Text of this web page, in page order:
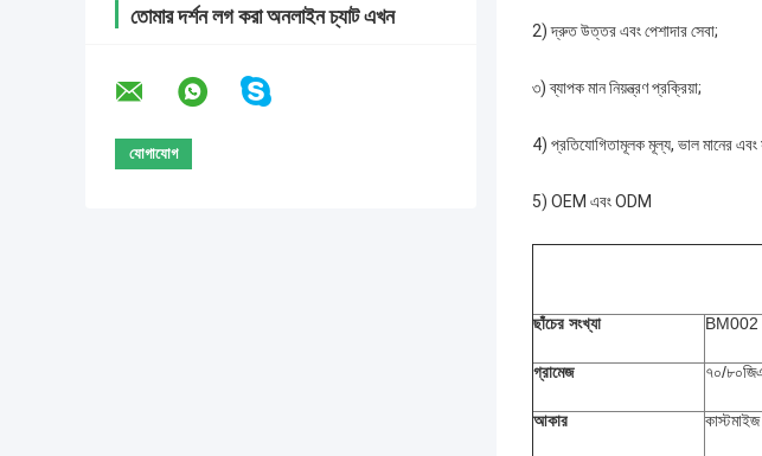
তোমার দর্শন লগ করা অনলাইন চ্যাট এখন
2) দ্রুত উত্তর এবং পেশাদার সেবা;
৩) ব্যাপক মান নিয়ন্ত্রণ প্রক্রিয়া;
4) প্রতিযোগিতামূলক মূল্য, ভাল মানের
5) OEM এবং ODM
ছাঁচের সংখ্যা BM002
গ্রামেজ ৭০/
আকার